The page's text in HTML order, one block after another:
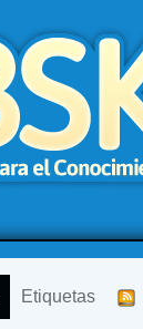
Etiquetas